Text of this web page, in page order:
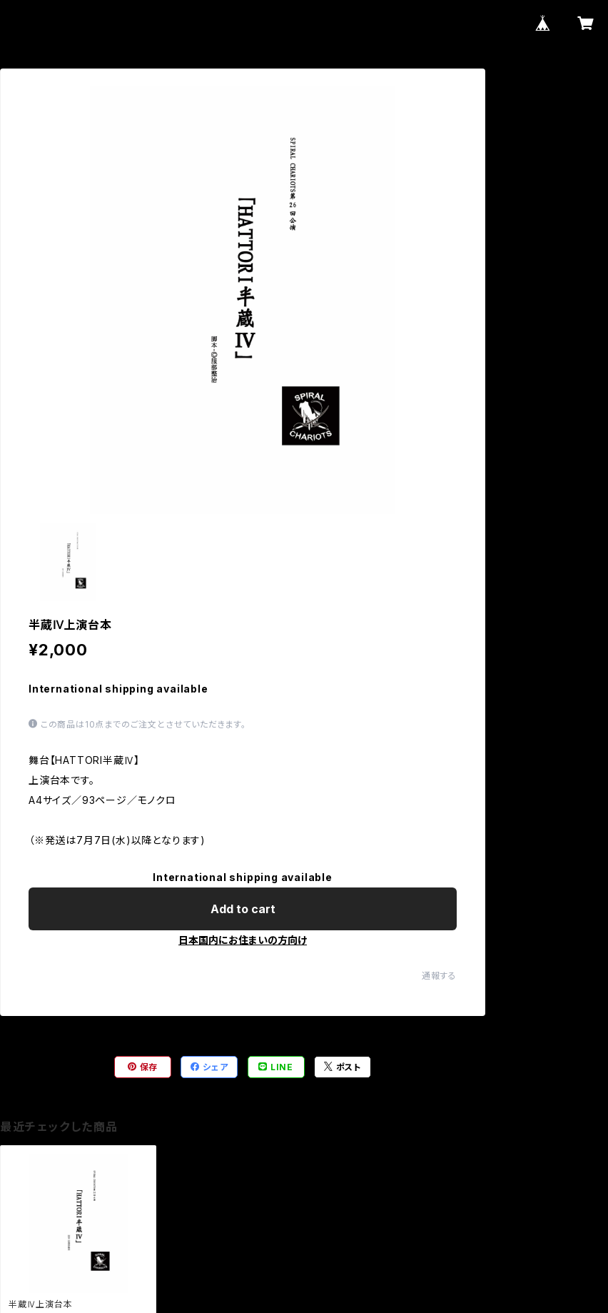
半蔵Ⅳ上演台本
¥2,000
International shipping available
この商品は10点までのご注文とさせていただきます。
舞台【HATTORI半蔵Ⅳ】
上演台本です。
A4サイズ／93ページ／モノクロ
（※発送は7月7日(水)以降となります)
International shipping available
Add to cart
日本国内にお住まいの方向け
通報する
保存 シェア LINE ポスト
最近チェックした商品
半蔵Ⅳ上演台本